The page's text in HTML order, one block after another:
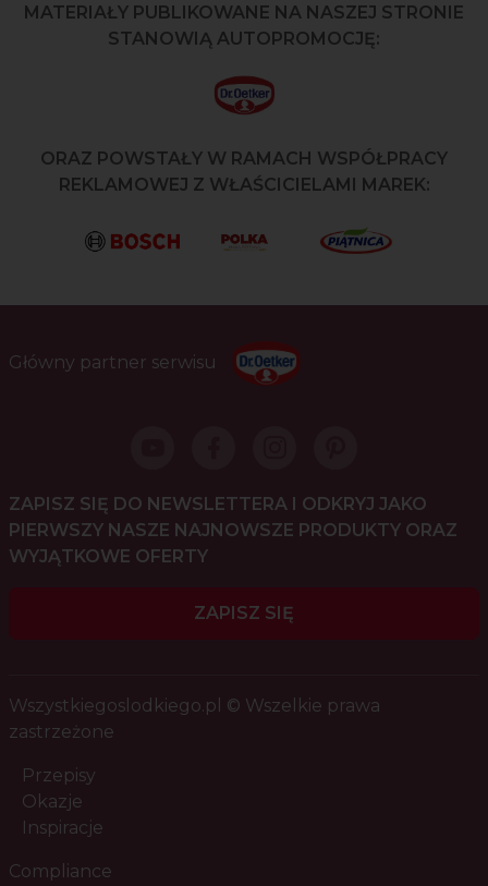
MATERIAŁY PUBLIKOWANE NA NASZEJ STRONIE
STANOWIĄ AUTOPROMOCJĘ:
ORAZ POWSTAŁY W RAMACH WSPÓŁPRACY
REKLAMOWEJ Z WŁAŚCICIELAMI MAREK:
Główny partner serwisu
ZAPISZ SIĘ DO NEWSLETTERA I ODKRYJ JAKO
PIERWSZY NASZE NAJNOWSZE PRODUKTY ORAZ
WYJĄTKOWE OFERTY
ZAPISZ SIĘ
Wszystkiegoslodkiego.pl © Wszelkie prawa
zastrzeżone
Przepisy
Okazje
Inspiracje
Compliance